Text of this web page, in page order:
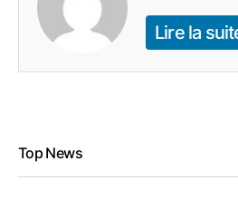
Lire la
Top News